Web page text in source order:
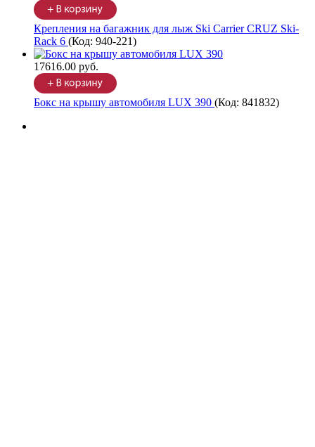
Крепления на багажник для лыж Ski Carrier CRUZ Ski-
Rack 6 (Код: 940-221)
17616.00 руб.
Бокс на крышу автомобиля LUX 390 (Код: 841832)